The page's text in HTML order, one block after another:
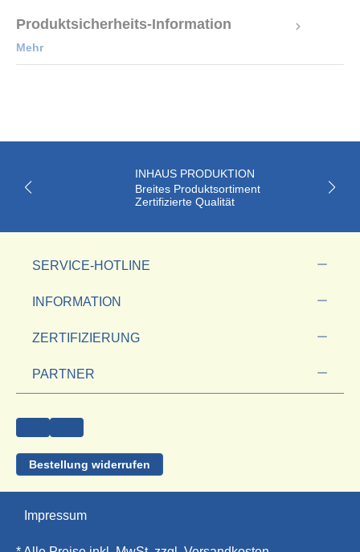
Produktsicherheits-Information
Mehr
INHAUS PRODUKTION
Breites Produktsortiment
Zertifizierte Qualität
SERVICE-HOTLINE
INFORMATION
ZERTIFIZIERUNG
PARTNER
Bestellung widerrufen
Impressum